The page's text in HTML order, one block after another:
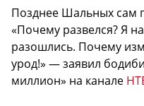
Позднее Шальных сам
«Почему развелся? Я
разошлись. Почему
урод!» — заявил
миллион» на канале